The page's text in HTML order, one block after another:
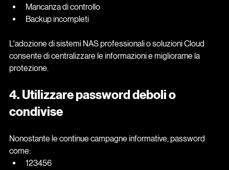
Mancanza di controllo
Backup incompleti
L'adozione di sistemi NAS professionali o soluzioni Cloud
consente di centralizzare le informazioni e migliorarne la
protezione.
4. Utilizzare password deboli o
condivise
Nonostante le continue campagne informative, password
come:
123456